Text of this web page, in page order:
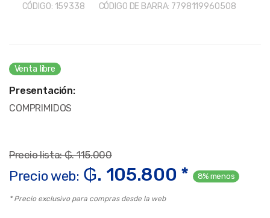
CÓDIGO: 159338 CÓDIGO DE BARRA: 7798119960508
Venta libre
Presentación:
COMPRIMIDOS
Precio lista: ₲. 115.000
Precio web: ₲. 105.800 * 8% menos
* Precio exclusivo para compras desde la web